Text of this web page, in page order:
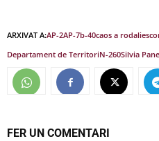
ARXIVAT A:AP-2AP-7b-40caos a rodalies
Departament de TerritoriN-260Silvia
FER UN COMENTARI